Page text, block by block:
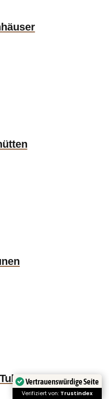
Vertrauenswürdige Seite
Verifiziert von: Trustindex